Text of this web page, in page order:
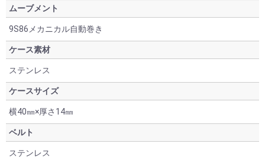
ムーブメント
9S86メカニカル自動巻き
ケース素材
ステンレス
ケースサイズ
横40㎜×厚さ14㎜
ベルト
ステンレス